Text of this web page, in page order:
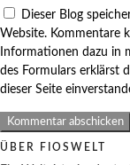
Dieser Blog
Website. Kommentare
Informationen dazu in
des Formulars erklärst
dieser Seite
ÜBER FIOSWELT